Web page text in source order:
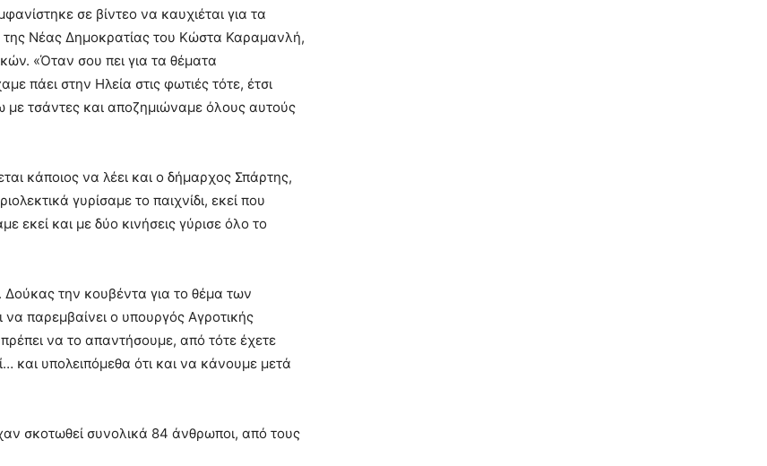
σε βίντεο να καυχιέται για τα
της Νέας Δημοκρατίας του Κώστα Καραμανλή,
«Όταν σου πει για τα θέματα
πάει στην Ηλεία στις φωτιές τότε, έτσι
με τσάντες και αποζημιώναμε όλους αυτούς
κάποιος να λέει και ο δήμαρχος Σπάρτης,
γυρίσαμε το παιχνίδι, εκεί που
εκεί και με δύο κινήσεις γύρισε όλο το
Δούκας την κουβέντα για το θέμα των
παρεμβαίνει ο υπουργός Αγροτικής
να το απαντήσουμε, από τότε έχετε
και υπολειπόμεθα ότι και να κάνουμε μετά
σκοτωθεί συνολικά 84 άνθρωποι, από τους